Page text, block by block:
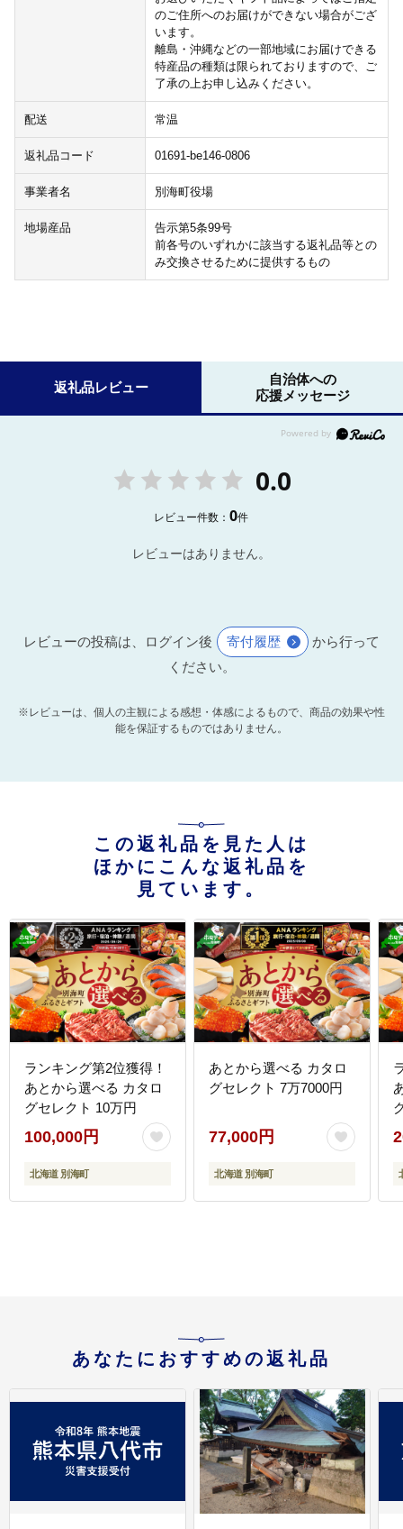
のご住所へのお届けができない場合がござ
います。
離島・沖縄などの一部地域にお届けできる
特産品の種類は限られておりますので、ご
了承の上お申し込みください。
配送 常温
返礼品コード 01691-be146-0806
事業者名 別海町役場
地場産品
告示第5条99号
前各号のいずれかに該当する返礼品等との
み交換させるために提供するもの
返礼品レビュー
自治体への
応援メッセージ
0.0
レビュー件数：0件
レビューはありません。
レビューの投稿は、ログイン後 寄付履歴
から行って
ください。
※レビューは、個人の主観による感想・体感によるもので、商品の効果や性
能を保証するものではありません。
この返礼品を見た人は
ほかにこんな返礼品を
見ています。
ランキング第2位獲得！
あとから選べる カタロ
グセレクト 10万円
100,000円
北海道 別海町
あとから選べる カタロ
グセレクト 7万7000円
77,000円
北海道 別海町
あなたにおすすめの返礼品